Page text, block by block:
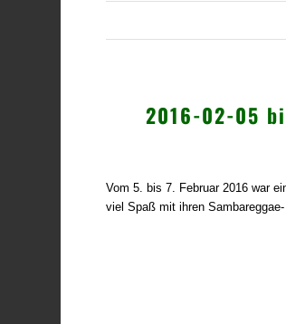
2016-02-05
Vom 5. bis 7. Februar 2016 war
viel Spaß mit ihren